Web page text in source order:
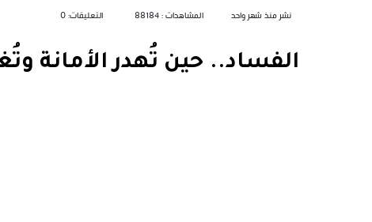
نشر منذ شهر واحد المشاهدات : 88184 التعليقات: 0
الفساد.. حين تُهدر الأمانة